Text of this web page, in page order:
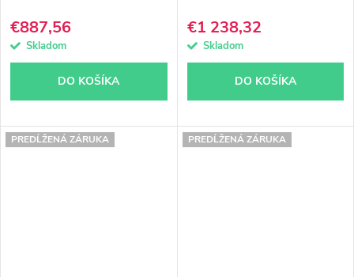
€887,56
Skladom
DO KOŠÍKA
€1 238,32
Skladom
DO KOŠÍKA
PREDĹŽENÁ ZÁRUKA PREDĹŽENÁ ZÁRUKA